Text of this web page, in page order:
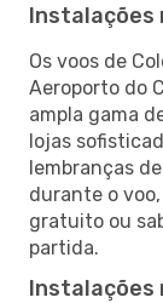
Instalações
Os voos de
Aeroporto do
ampla gama
lojas
lembranças
durante o
gratuito ou
partida.
Instalações